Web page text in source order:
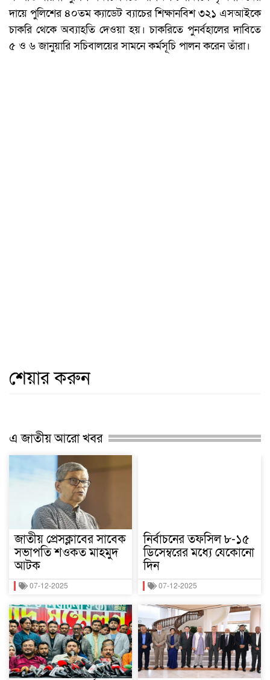
দায়ে পুলিশের ৪০তম ক্যাডেট ব্যাচের শিক্ষানবিশ ৩২১ এসআইকে
চাকরি থেকে অব্যাহতি দেওয়া হয়। চাকরিতে পুনর্বহালের দাবিতে
৫ ও ৬ জানুয়ারি সচিবালয়ের সামনে কর্মসূচি পালন করেন তাঁরা।
শেয়ার করুন
এ জাতীয় আরো খবর
জাতীয় প্রেসক্লাবের সাবেক
সভাপতি শওকত মাহমুদ
আটক
07-12-2025
নির্বাচনের তফসিল ৮-১৫
ডিসেম্বরের মধ্যে যেকোনো
দিন
07-12-2025